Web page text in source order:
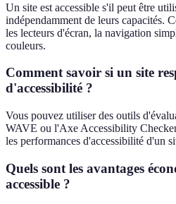
Un site est accessible s'il peut être
indépendamment de leurs capacités.
les lecteurs d'écran, la navigation
couleurs.
Comment savoir si un site
d'accessibilité ?
Vous pouvez utiliser des outils
WAVE ou l'Axe Accessibility
les performances d'accessibilité d'un
Quels sont les avantages
accessible ?